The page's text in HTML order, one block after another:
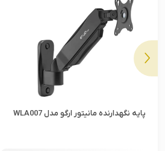
صندلی گیمینگ ورتاگیر مدل PL4800SE AUDI